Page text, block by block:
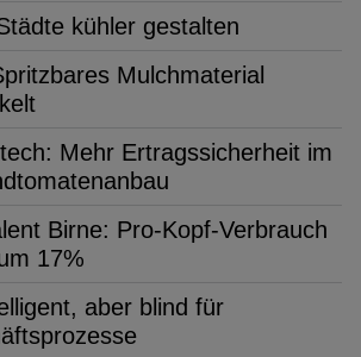
kühler gestalten
Mulchmaterial
Mehr Ertragssicherheit im
Birne: Pro-Kopf-Verbrauch
17%
aber blind für